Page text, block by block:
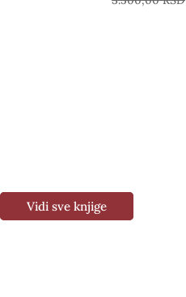
Vidi sve knjige